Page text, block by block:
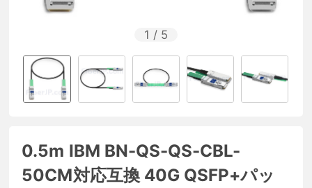
1 / 5
0.5m IBM BN-QS-QS-CBL-
50CM対応互換 40G QSFP+パッ